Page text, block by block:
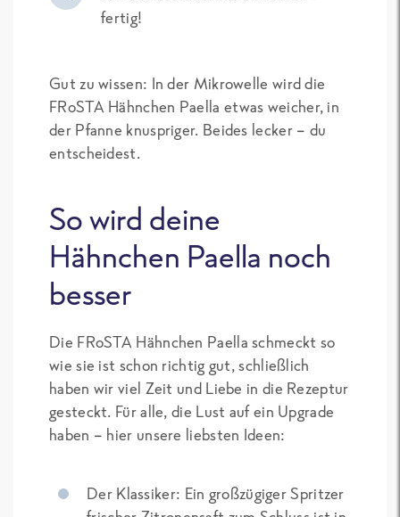
fertig!
Gut zu wissen: In der Mikrowelle wird die
FRoSTA Hähnchen Paella etwas weicher, in
der Pfanne knuspriger. Beides lecker – du
entscheidest.
So wird deine
Hähnchen Paella noch
besser
Die FRoSTA Hähnchen Paella schmeckt so
wie sie ist schon richtig gut, schließlich
haben wir viel Zeit und Liebe in die Rezeptur
gesteckt. Für alle, die Lust auf ein Upgrade
haben – hier unsere liebsten Ideen:
Der Klassiker: Ein großzügiger Spritzer